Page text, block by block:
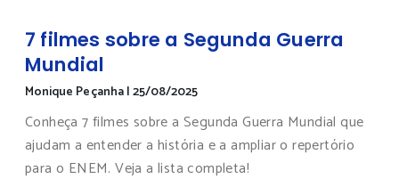
7 filmes sobre a Segunda Guerra
Mundial
Monique Peçanha|25/08/2025
Conheça 7 filmes sobre a Segunda Guerra Mundial que
ajudam a entender a história e a ampliar o repertório
para o ENEM. Veja a lista completa!